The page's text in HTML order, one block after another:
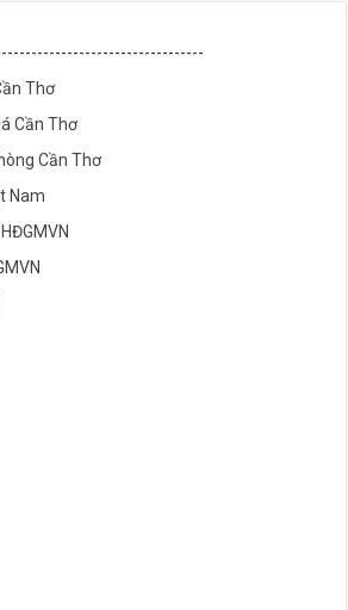
Thơ
Cần Thơ
Cần Thơ
Nam